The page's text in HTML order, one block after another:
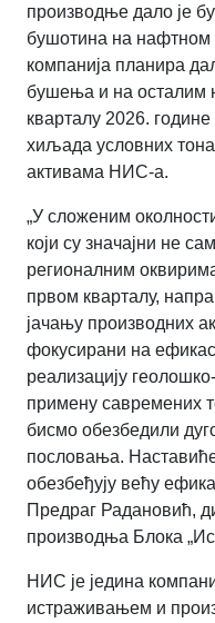
производње дало је
бушотина на нафтном
компанија планира
бушења и на
кварталу 2026.
хиљада условних
активама НИС-а.
„У сложеним
који су значајни не
регионалним
првом кварталу,
јачању производних
фокусирани на
реализацију
примену савремених
бисмо обезбедили
пословања.
обезбеђују већу
Предраг Радановић,
производња Блока
НИС је једина
истраживањем и